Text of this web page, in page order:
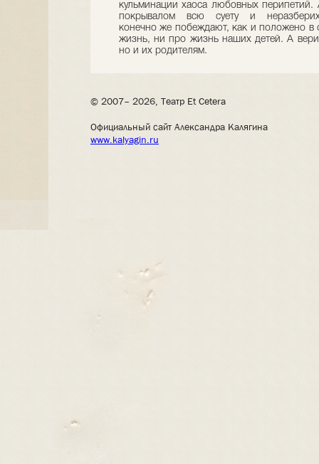
кульминации хаоса любовных
покрывалом всю суету и
конечно же побеждают, как и положено в
жизнь, ни про жизнь наших детей. А
но и их родителям.
© 2007– 2026, Театр Et Cetera
Официальный сайт Александра Калягина
www.kalyagin.ru